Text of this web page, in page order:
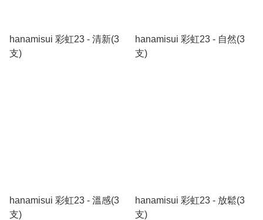
hanamisui 彩虹23 - 清新(3
支)
hanamisui 彩虹23 - 自然(3
支)
hanamisui 彩虹23 - 溫感(3
支)
hanamisui 彩虹23 - 放鬆(3
支)